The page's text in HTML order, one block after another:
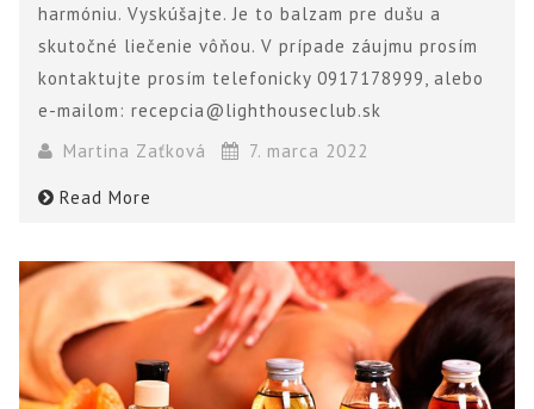
harmóniu. Vyskúšajte. Je to balzam pre dušu a
skutočné liečenie vôňou. V prípade záujmu prosím
kontaktujte prosím telefonicky 0917178999, alebo
e-mailom: recepcia@lighthouseclub.sk
Martina Zaťková
7. marca 2022
Read More